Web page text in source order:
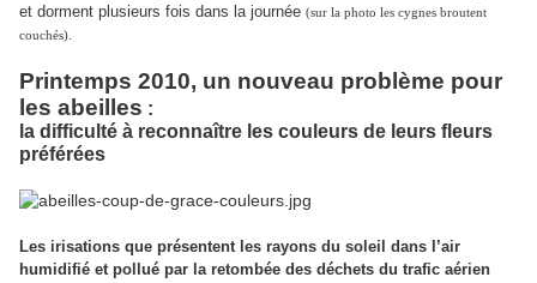
et dorment plusieurs fois dans la journée (sur la photo les cygnes broutent
couchés).
Printemps 2010, un nouveau problème pour
les abeilles :
la difficulté à reconnaître les couleurs de leurs fleurs
préférées
Les irisations que présentent les rayons du soleil dans l’air
humidifié et pollué par la retombée des déchets du trafic aérien